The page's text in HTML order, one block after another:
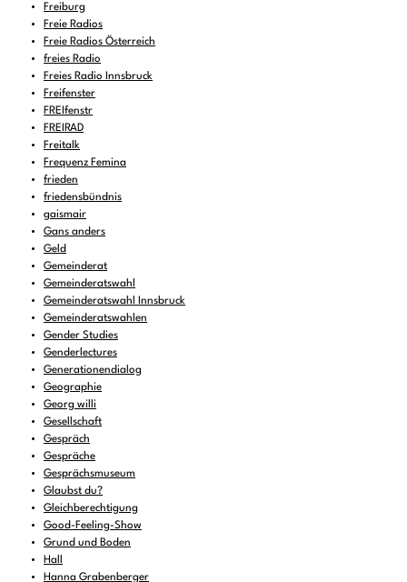
Freiburg
Freie Radios
Freie Radios Österreich
freies Radio
Freies Radio Innsbruck
Freifenster
FREIfenstr
FREIRAD
Freitalk
Frequenz Femina
frieden
friedensbündnis
gaismair
Gans anders
Geld
Gemeinderat
Gemeinderatswahl
Gemeinderatswahl Innsbruck
Gemeinderatswahlen
Gender Studies
Genderlectures
Generationendialog
Geographie
Georg willi
Gesellschaft
Gespräch
Gespräche
Gesprächsmuseum
Glaubst du?
Gleichberechtigung
Good-Feeling-Show
Grund und Boden
Hall
Hanna Grabenberger